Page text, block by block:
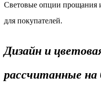
Световые опции прощания
для покупателей.
Дизайн и
рассчитанные на